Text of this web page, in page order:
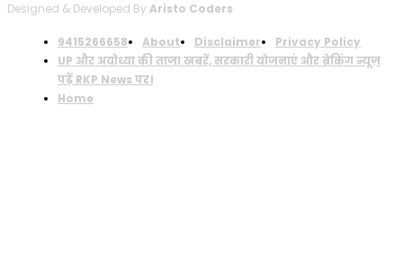
Designed & Developed By Aristo Coders
9415266658 About Disclaimer
Privacy Policy
UP और अयोध्या की ताजा खबरें, सरकारी योजनाएं और ब्रेकिंग न्यूज़
पढ़ें RKP News पर।
Home